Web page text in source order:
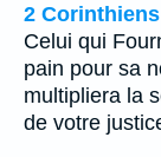
2
Celui qui
pain pour sa
multipliera la
de votre